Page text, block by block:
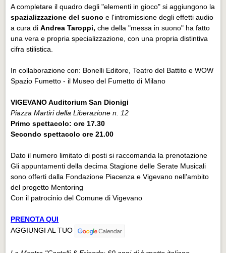
A completare il quadro degli "elementi in gioco" si aggiungono la
spazializzazione del suono e l'intromissione degli effetti audio
a cura diAndrea Taroppi, che della "messa in suono" ha fatto
una vera e propria specializzazione, con una propria distintiva
cifra stilistica.
In collaborazione con: Bonelli Editore, Teatro del Battito e WOW
Spazio Fumetto - il Museo del Fumetto di Milano
VIGEVANO Auditorium San Dionigi
Piazza Martiri della Liberazione n. 12
Primo spettacolo: ore 17.30
Secondo spettacolo ore 21.00
Dato il numero limitato di posti si raccomanda la prenotazione
Gli appuntamenti della decima Stagione delle Serate Musicali
sono offerti dalla Fondazione Piacenza e Vigevano nell'ambito
del progetto Mentoring
Con il patrocinio del Comune di Vigevano
PRENOTA QUI
AGGIUNGI AL TUO